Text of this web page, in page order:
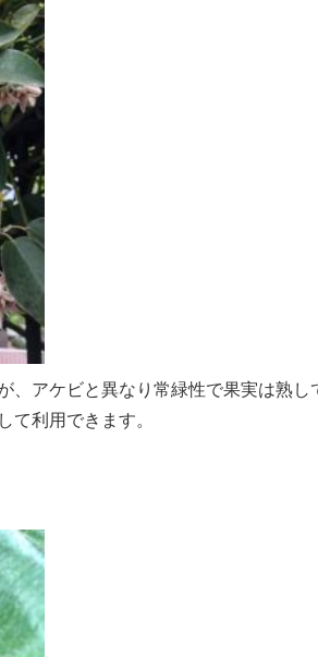
、アケビと異なり常緑性で果実は熟
て利用できます。